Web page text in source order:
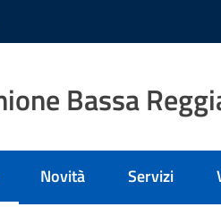
Bassa
Novità Servizi